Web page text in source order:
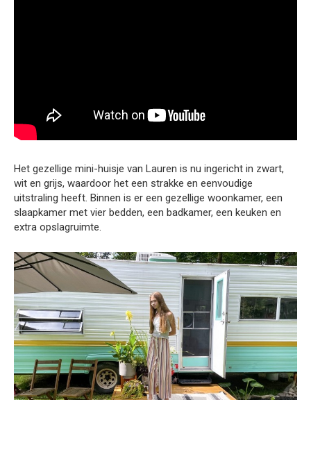
Het gezellige mini-huisje van Lauren is nu ingericht in zwart,
wit en grijs, waardoor het een strakke en eenvoudige
uitstraling heeft. Binnen is er een gezellige woonkamer, een
slaapkamer met vier bedden, een badkamer, een keuken en
extra opslagruimte.